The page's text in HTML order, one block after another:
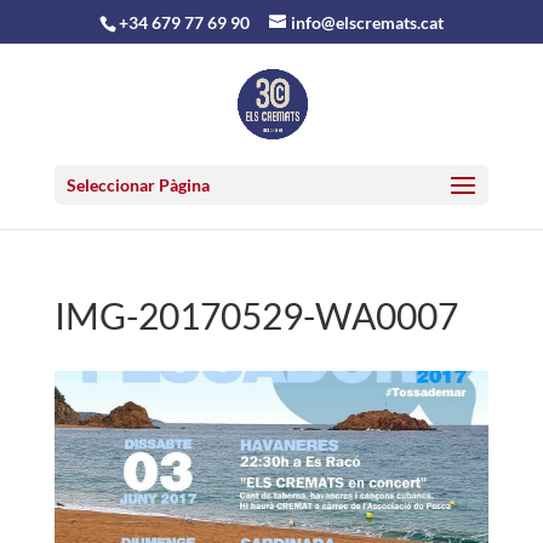
+34 679 77 69 90 info@elscremats.cat
Seleccionar Pàgina
IMG-20170529-WA0007